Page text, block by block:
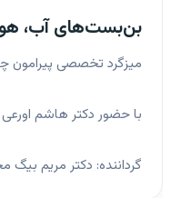
بن‌بست‌های آب، هوا
میزگرد تخصصی
با حضور دکتر هاشم
گرداننده: دکتر مریم